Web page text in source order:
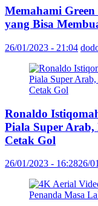
Memahami
yang Bisa
26/01/2023 - 21:04
Ronaldo
Piala Super Arab,
Cetak Gol
26/01/2023 - 16:2826/